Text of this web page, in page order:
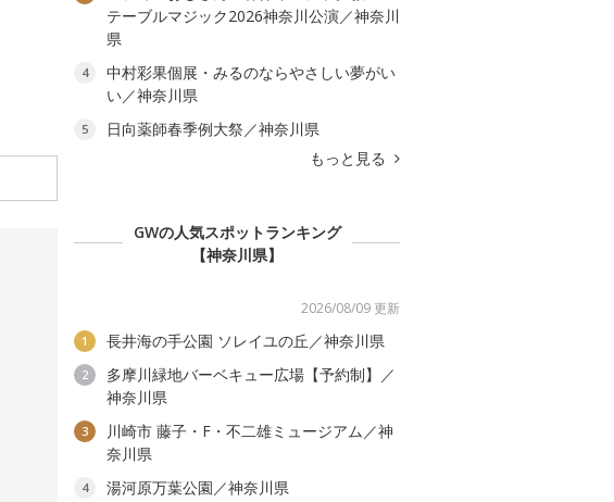
テーブルマジック2026神奈川公演／神奈川
県
4
中村彩果個展・みるのならやさしい夢がい
い／神奈川県
5
日向薬師春季例大祭／神奈川県
もっと見る
GWの人気スポットランキング
【神奈川県】
2026/08/09 更新
1 長井海の手公園 ソレイユの丘／神奈川県
2
多摩川緑地バーベキュー広場【予約制】／
神奈川県
3
川崎市 藤子・F・不二雄ミュージアム／神
奈川県
4 湯河原万葉公園／神奈川県